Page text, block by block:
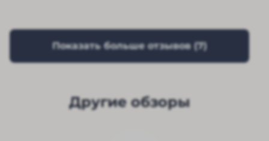
Показать больше отзывов (7)
Другие обзоры